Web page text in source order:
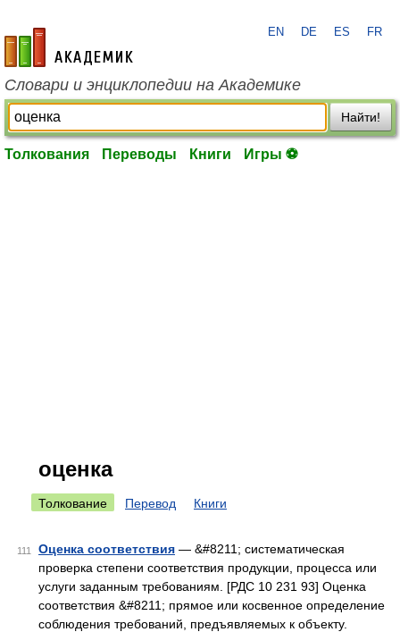
academic.ru
EN DE ES FR
Словари и энциклопедии на Академике
Найти!
Толкования Переводы Книги Игры ⚽
оценка
Толкование Перевод Книги
111 Оценка соответствия — &#8211; систематическая
проверка степени соответствия продукции, процесса или
услуги заданным требованиям. [РДС 10 231 93] Оценка
соответствия &#8211; прямое или косвенное определение
соблюдения требований, предъявляемых к объекту.